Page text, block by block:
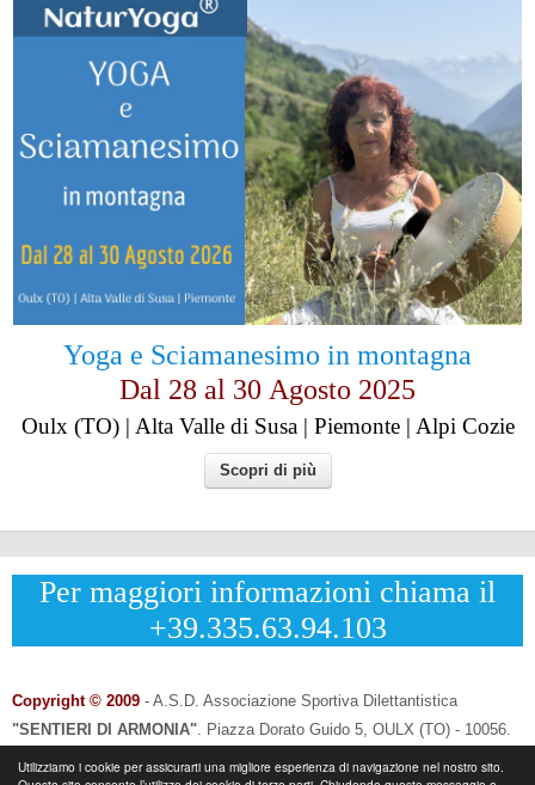
Utilizziamo i cookie per assicurarti una migliore esperienza di navigazione nel nostro sito.
Yoga e Sciamanesimo in montagna
Dal 28 al 30 Agosto 2025
Oulx (TO) | Alta Valle di Susa | Piemonte | Alpi Cozie
Scopri di più
Per maggiori informazioni chiama il
+39.335.63.94.103
Copyright © 2009 - A.S.D. Associazione Sportiva Dilettantistica
"SENTIERI DI ARMONIA" Piazza Dorato Guido 5, OULX (TO) - 10056.